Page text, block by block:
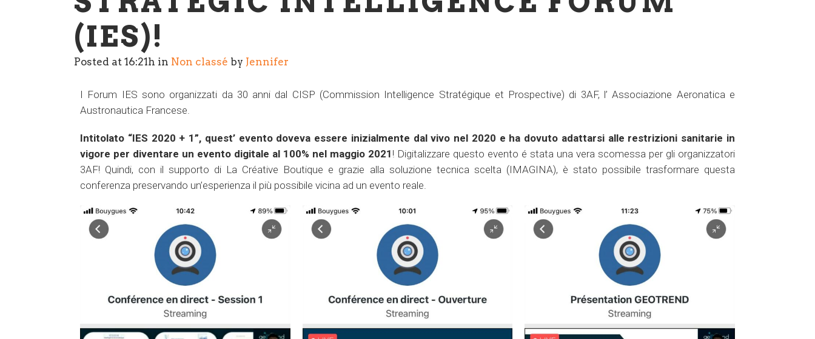
(IES)!
Posted at 16:21h in Non classé by Jennifer
I Forum IES sono organizzati da 30 anni dal CISP (Commission Intelligence Stratégique et Prospective) di 3AF, l’ Associazione Aeronatica e
Austronautica Francese.
Intitolato “IES 2020 + 1”, quest’ evento doveva essere inizialmente dal vivo nel 2020 e ha dovuto adattarsi alle restrizioni sanitarie in
vigore per diventare un evento digitale al 100% nel maggio 2021 ! Digitalizzare questo evento é stata una vera scomessa per gli organizzatori
3AF! Quindi, con il supporto di La Créative Boutique e grazie alla soluzione tecnica scelta (IMAGINA), è stato possibile trasformare questa
conferenza preservando un’esperienza il più possibile vicina ad un evento reale.